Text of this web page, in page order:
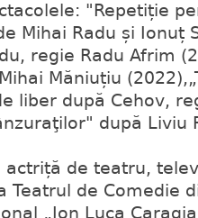
"Repetiție
Mihai Radu și Ionuț
regie Radu Afrim
Măniuțiu
liber după Cehov,
după Liviu
actriță de teatru,
Teatrul de Comedie
„Ion Luca